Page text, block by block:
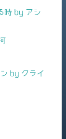
時 by アシ
by クライ